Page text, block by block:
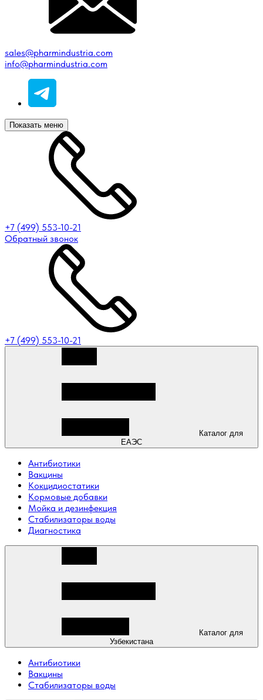
sales@pharmindustria.com
info@pharmindustria.com
Показать меню
+7 (499) 553-10-21
Обратный звонок
+7 (499) 553-10-21
ЕАЭС
Антибиотики
Вакцины
Кокцидиостатики
Кормовые добавки
Мойка и дезинфекция
Стабилизаторы воды
Диагностика
Узбекистана
Антибиотики
Вакцины
Стабилизаторы воды